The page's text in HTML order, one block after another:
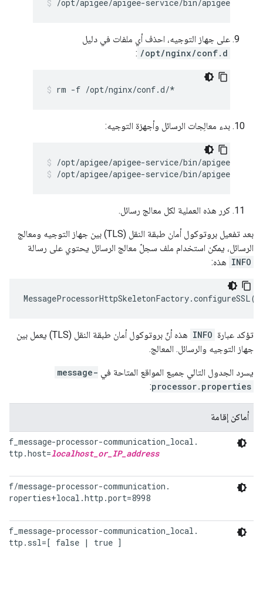
/opt/apigee/apigee-service/bin/apigee-
على جهاز التوجيه، احذف أي ملفات في دليل
/opt/nginx/conf.d
:
rm -f /opt/nginx/conf.d/*
بدء معالِجات الرسائل وأجهزة التوجيه:
/opt/apigee/apigee-service/bin/apigee-
كرر هذه العملية لكل معالج رسائل.
بعد تفعيل بروتوكول أمان طبقة النقل (TLS) بين جهاز التوجيه ومعالج
الرسائل، يمكن استخدام ملف سجلّ معالج الرسائل يحتوي على رسالة
INFO هذه:
MessageProcessorHttpSkeletonFactory.configureSSL()
تؤكد عبارة INFO
هذه أنّ بروتوكول أمان طبقة النقل (TLS) يعمل بين
جهاز التوجيه والرسائل. المعالج.
يسرد الجدول التالي جميع المواقع المتاحة في message-
processor.properties
:
أماكن إقامة
processor-communication_local.
http.host=
localhost_or_IP_address
message-processor-communication.
properties+local.http.port=8998
processor-communication_local.
http.ssl=[ false | true ]